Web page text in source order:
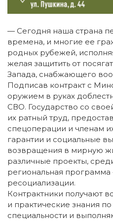
— Сегодня наша страна
времена, и многие ее
родных рубежей,
желая защитить от
Запада, снабжающего
Подписав контракт с
оружием в руках
СВО. Государство со
их ратный труд,
спецоперации и членам
гарантии и социальные
возвращения в мирную
различные проекты,
региональная программа
ресоциализации.
Контрактники получают
и практические знания
специальности и